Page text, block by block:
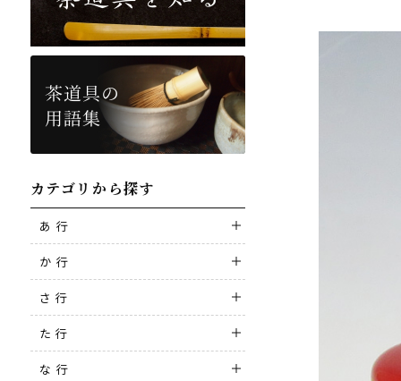
カテゴリから探す
あ 行
か 行
さ 行
た 行
な 行